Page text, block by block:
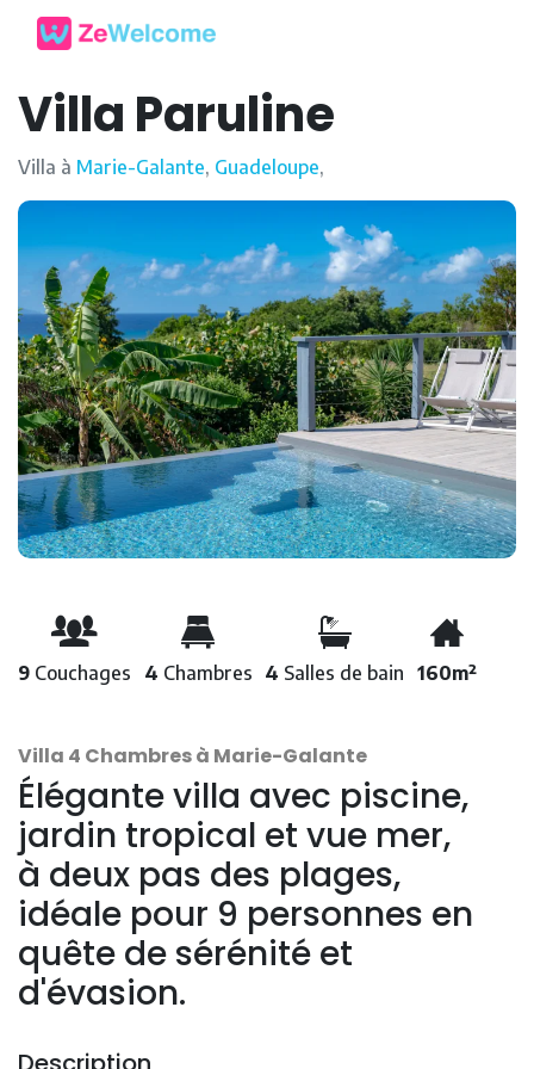
Villa Paruline
Villa à Marie-Galante, Guadeloupe,
9 Couchages 4 Chambres 4 Salles de bain 160m²
Villa 4 Chambres à Marie-Galante
Élégante villa avec piscine,
jardin tropical et vue mer,
à deux pas des plages,
idéale pour 9 personnes en
quête de sérénité et
d'évasion.